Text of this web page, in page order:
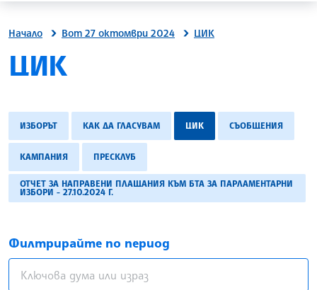
Начало Вот 27 октомври 2024 ЦИК
ЦИК
ИЗБОРЪТ КАК ДА ГЛАСУВАМ ЦИК СЪОБЩЕНИЯ
КАМПАНИЯ ПРЕСКЛУБ
ОТЧЕТ ЗА НАПРАВЕНИ ПЛАЩАНИЯ КЪМ БТА ЗА ПАРЛАМЕНТАРНИ
ИЗБОРИ - 27.10.2024 Г.
Филтрирайте по период